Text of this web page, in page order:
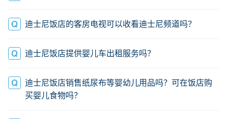
迪士尼饭店的客房电视可以收看迪士尼频道吗？
迪士尼饭店提供婴儿车出租服务吗？
迪士尼饭店销售纸尿布等婴幼儿用品吗？可在饭店购
买婴儿食物吗？